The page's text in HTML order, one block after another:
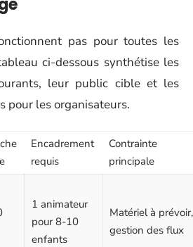
pas pour toutes les
ci-dessous synthétise les
leur public cible et les
pour les organisateurs.
Encadrement
requis
Contrainte
principale
1 animateur
pour 8-10
enfants
Matériel à prévoir,
gestion des flux